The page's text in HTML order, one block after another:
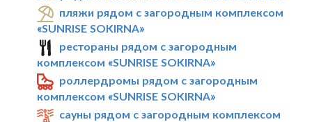
пляжи рядом с загородным комплексом
«SUNRISE SOKIRNA»
рестораны рядом с загородным
комплексом «SUNRISE SOKIRNA»
роллердромы рядом с загородным
комплексом «SUNRISE SOKIRNA»
сауны рядом с загородным комплексом